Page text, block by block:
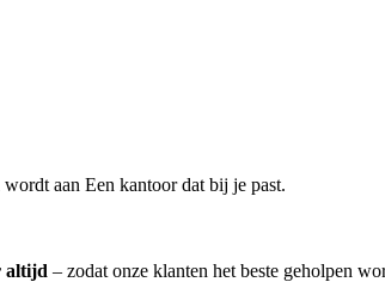
aan Een kantoor dat bij je past.
altijd – zodat onze klanten het beste geholpen